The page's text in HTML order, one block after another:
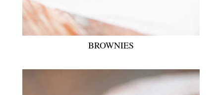
BROWNIES